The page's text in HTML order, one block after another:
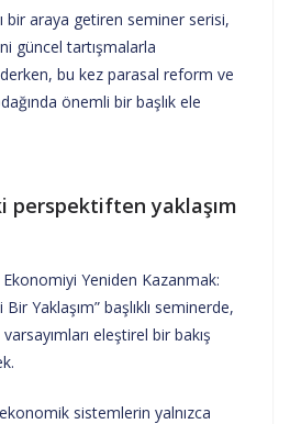
bir araya getiren seminer serisi,
güncel tartışmalarla
bu kez parasal reform ve
önemli bir başlık ele
perspektiften yaklaşım
Yeniden Kazanmak:
Yaklaşım” başlıklı seminerde,
eleştirel bir bakış
sistemlerin yalnızca